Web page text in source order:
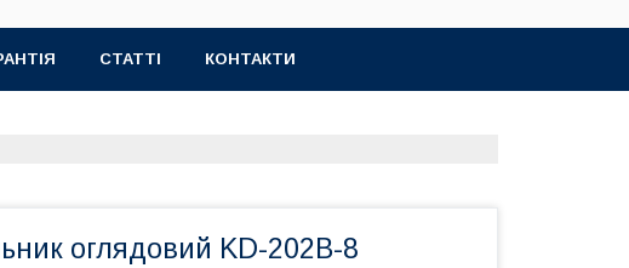
СТАТТІ КОНТАКТИ
оглядовий KD-202B-8